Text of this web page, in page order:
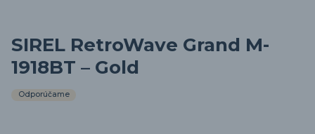
SIREL RetroWave Grand M-
1918BT – Gold
Odporúčame